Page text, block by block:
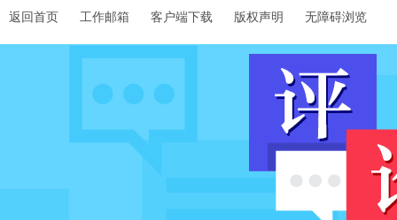
返回首页 工作邮箱 客户端下载 版权声明 无障碍浏览